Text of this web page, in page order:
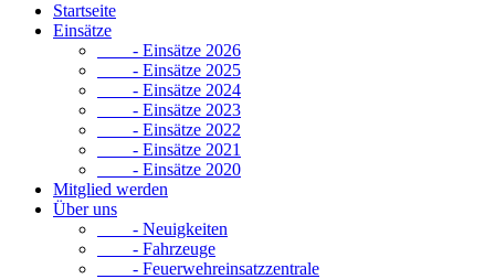
Startseite
Einsätze
- Einsätze 2026
- Einsätze 2025
- Einsätze 2024
- Einsätze 2023
- Einsätze 2022
- Einsätze 2021
- Einsätze 2020
Mitglied werden
Über uns
- Neuigkeiten
- Fahrzeuge
- Feuerwehreinsatzzentrale